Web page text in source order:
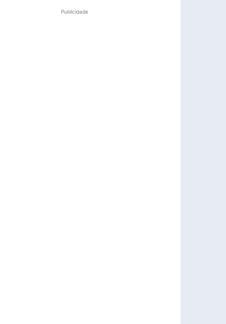
Publicidade